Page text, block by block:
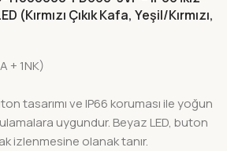
(Kırmızı Çıkık Kafa, Yeşil/Kırmızı,
+ 1NK)
tasarımı ve IP66 koruması ile yoğun
uygundur. Beyaz LED, buton
izlenmesine olanak tanır.